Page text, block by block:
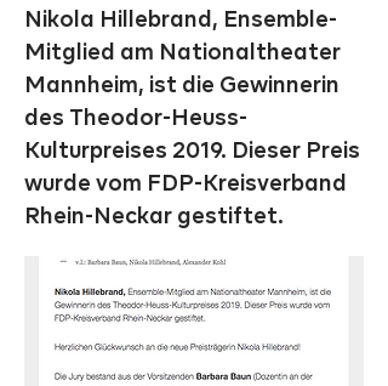
Nikola Hillebrand, Ensemble-
Mitglied am Nationaltheater
Mannheim, ist die Gewinnerin
des Theodor-Heuss-
Kulturpreises 2019. Dieser Preis
wurde vom FDP-Kreisverband
Rhein-Neckar gestiftet.